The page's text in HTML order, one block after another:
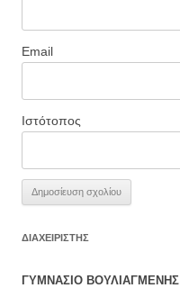
Email
Ιστότοπος
ΔΙΑΧΕΙΡΙΣΤΉΣ
ΓΥΜΝΑΣΙΟ ΒΟΥΛΙΑΓΜΕΝΗΣ